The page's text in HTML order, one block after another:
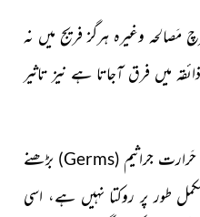
مَصالحہ وغیرہ ہرگز فریج میں نہ
میں فرق آجاتا ہے نیز تاثیر
جراثیم (
Germs
) بڑھنے
طور پر روکتا نہیں ہے، اسی